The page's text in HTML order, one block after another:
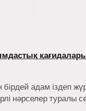
адам іздеп
нәрселер туралы